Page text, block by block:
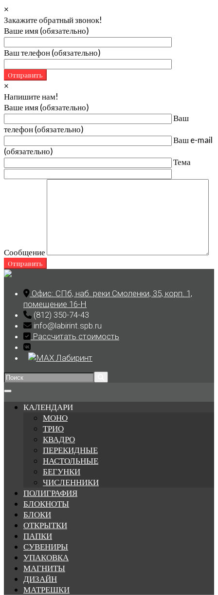
×
Закажите обратный звонок!
Ваше имя (обязательно)
Ваш телефон (обязательно)
×
Напишите нам!
Ваше имя (обязательно)
Ваш
телефон (обязательно)
Ваш e-mail
(обязательно)
Тема
Сообщение
Skip
contentОфис: СПб, наб. реки Смоленки, 35, корп. 1,
помещение 16-Н
(812) 350-74-43
info@labirint.spb.ru
Рассчитать стоимость
Search
for:
КАЛЕНДАРИ
МОНО
ТРИО
КВАДРО
ПЕРЕКИДНЫЕ
НАСТОЛЬНЫЕ
БЕГУНКИ
ЧИСЛЕННИКИ
ПОЛИГРАФИЯ
БЛОКНОТЫ
БЛОКИ
ОТКРЫТКИ
ПАПКИ
СУВЕНИРЫ
УПАКОВКА
МАГНИТЫ
ДИЗАЙН
МАТРЕШКИ